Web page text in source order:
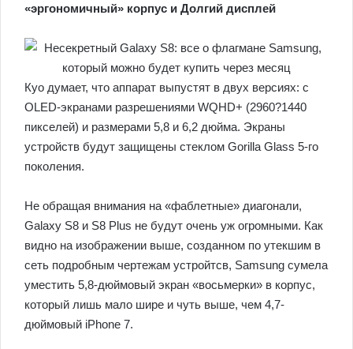
«эргономичный» корпус и Долгий дисплей
Куо думает, что аппарат выпустят в двух версиях: с
OLED-экранами разрешениями WQHD+ (2960?1440
пикселей) и размерами 5,8 и 6,2 дюйма. Экраны
устройств будут защищены стеклом Gorilla Glass 5-го
поколения.
Не обращая внимания на «фаблетные» диагонали,
Galaxy S8 и S8 Plus не будут очень уж огромными. Как
видно на изображении выше, созданном по утекшим в
сеть подробным чертежам устройтсв, Samsung сумела
уместить 5,8-дюймовый экран «восьмерки» в корпус,
который лишь мало шире и чуть выше, чем 4,7-
дюймовый iPhone 7.